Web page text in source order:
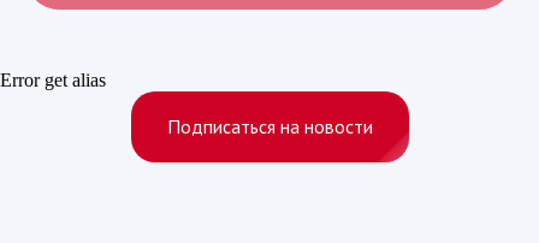
Error get alias
Подписаться на новости